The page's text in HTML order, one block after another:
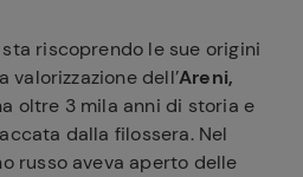
riscoprendo le sue origini
valorizzazione dell’Areni,
oltre 3 mila anni di storia e
dalla filossera. Nel
russo aveva aperto delle